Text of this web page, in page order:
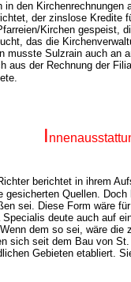
den
der zinslose Kredite
Kirchen gespeist,
das die
musste Sulzrain auch an
aus der Rechnung der
I
berichtet in ihrem
gesicherten Quellen.
sei. Diese Form wäre
deute auch auf
dem so sei, wäre
sich seit dem Bau von
Gebieten etabliert.